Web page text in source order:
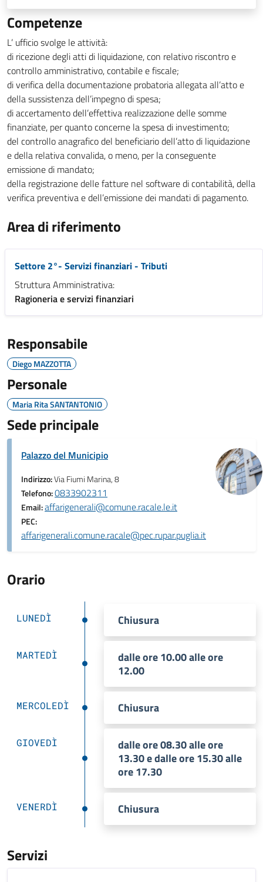
Competenze
L’ ufficio svolge le attività:
di ricezione degli atti di liquidazione, con relativo riscontro e
controllo amministrativo, contabile e fiscale;
di verifica della documentazione probatoria allegata all’atto e
della sussistenza dell’impegno di spesa;
di accertamento dell’effettiva realizzazione delle somme
finanziate, per quanto concerne la spesa di investimento;
del controllo anagrafico del beneficiario dell’atto di liquidazione
e della relativa convalida, o meno, per la conseguente
emissione di mandato;
della registrazione delle fatture nel software di contabilità, della
verifica preventiva e dell’emissione dei mandati di pagamento.
Area di riferimento
Settore 2°- Servizi finanziari - Tributi
Struttura Amministrativa:
Ragioneria e servizi finanziari
Responsabile
Diego MAZZOTTA
Personale
Maria Rita SANTANTONIO
Sede principale
Palazzo del Municipio
Indirizzo:Via Fiumi Marina, 8
Telefono:0833902311
Email:affarigenerali@comune.racale.le.it
PEC:
affarigenerali.comune.racale@pec.rupar.puglia.it
Orario
LUNEDÌ Chiusura
MARTEDÌ
dalle ore 10.00 alle ore
12.00
MERCOLEDÌ Chiusura
GIOVEDÌ
dalle ore 08.30 alle ore
13.30 e dalle ore 15.30 alle
ore 17.30
VENERDÌ Chiusura
Servizi